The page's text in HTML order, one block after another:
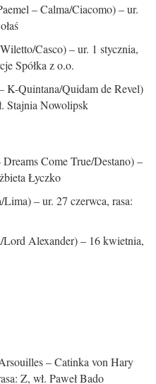
– Calma/Ciacomo) – ur.
Casco) – ur. 1 stycznia,
Spółka z o.o.
K-Quintana/Quidam de Revel)
Stajnia Nowolipsk
Come True/Destano) –
Łyczko
– ur. 27 czerwca, rasa:
Lord Alexander) – 16 kwietnia,
– Catinka von Hary
Z, wł. Paweł Bado